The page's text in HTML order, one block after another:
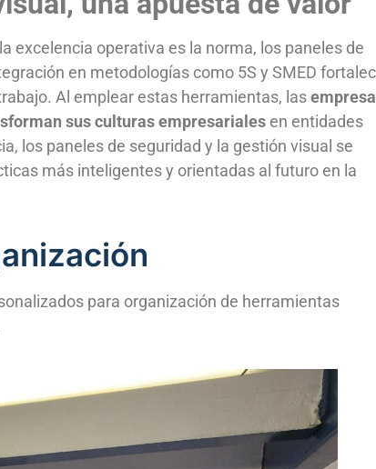
excelencia operativa es la norma, los paneles de
en metodologías como 5S y SMED
Al emplear estas herramientas, las
sus culturas empresariales en entidades
los paneles de seguridad y la gestión visual se
más inteligentes y orientadas al futuro en la
para organización de herramientas